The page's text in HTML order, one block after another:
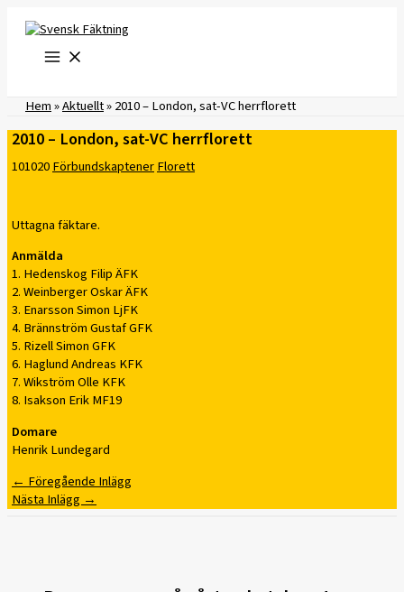
innehåll
Hem»Aktuellt»2010 – London, sat-VC herrflorett
2010 – London, sat-VC herrflorett
101020FörbundskaptenerFlorett
Uttagna fäktare.
Anmälda
1. Hedenskog Filip ÄFK
2. Weinberger Oskar ÄFK
3. Enarsson Simon LjFK
4. Brännström Gustaf GFK
5. Rizell Simon GFK
6. Haglund Andreas KFK
7. Wikström Olle KFK
8. Isakson Erik MF19
Domare
Henrik Lundegard
← Föregående Inlägg
Nästa Inlägg →